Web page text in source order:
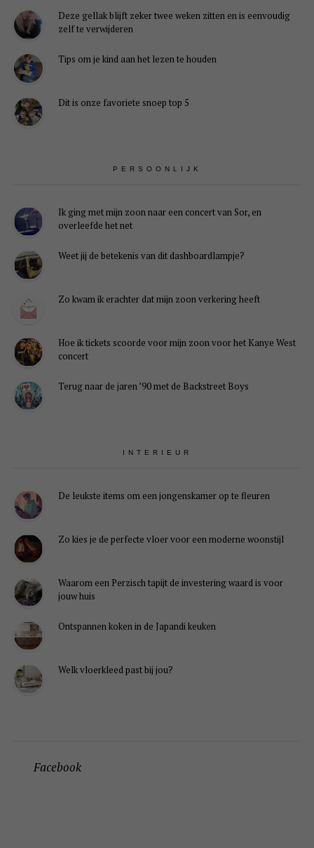
Deze gellak blijft zeker twee weken zitten en is eenvoudig
zelf te verwijderen
Tips om je kind aan het lezen te houden
Dit is onze favoriete snoep top 5
PERSOONLIJK
Ik ging met mijn zoon naar een concert van Sor, en
overleefde het net
Weet jij de betekenis van dit dashboardlampje?
Zo kwam ik erachter dat mijn zoon verkering heeft
Hoe ik tickets scoorde voor mijn zoon voor het Kanye West
concert
Terug naar de jaren ’90 met de Backstreet Boys
INTERIEUR
De leukste items om een jongenskamer op te fleuren
Zo kies je de perfecte vloer voor een moderne woonstijl
Waarom een Perzisch tapijt de investering waard is voor
jouw huis
Ontspannen koken in de Japandi keuken
Welk vloerkleed past bij jou?
Facebook